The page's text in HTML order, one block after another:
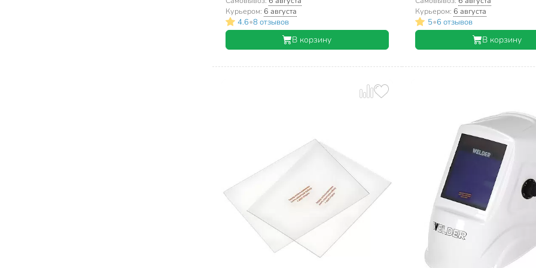
Курьером: 6 августа
4.6•8 отзывов
В корзину
Курьером: 6 августа
5•6 отзывов
В корзину